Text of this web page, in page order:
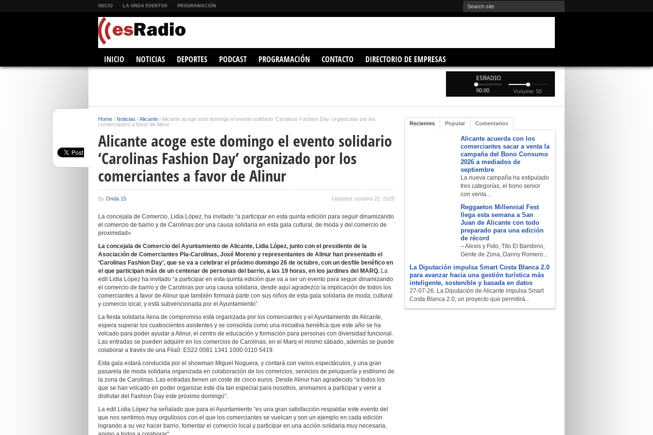
INICIO LA ONDA EVENTOS PROGRAMACIÓN
INICIO NOTICIAS DEPORTES PODCAST PROGRAMACIÓN CONTACTO DIRECTORIO DE EMPRESAS
ESRADIO
00:00 Volume: 50
Home / Noticias /Alicante /Alicante acoge este domingo el evento solidario ‘Carolinas Fashion Day’ organizado por los
comerciantes a favor de Alinur
Alicante acoge este domingo el evento solidario
‘Carolinas Fashion Day’ organizado por los
comerciantes a favor de Alinur
By Onda 15 Updated: octubre 22, 2025
La concejala de Comercio, Lidia López, ha invitado “a participar en esta quinta edición para seguir dinamizando
el comercio de barrio y de Carolinas por una causa solidaria en esta gala cultural, de moda y del comercio de
proximidad»
La concejala de Comercio del Ayuntamiento de Alicante, Lidia López, junto con el presidente de la
Asociación de Comerciantes Pla-Carolinas, José Moreno y representantes de Alinur han presentado el
‘Carolinas Fashion Day’, que se va a celebrar el próximo domingo 26 de octubre, con un desfile benéfico en
el que participan más de un centenar de personas del barrio, a las 19 horas, en los jardines del MARQ. La
edil Lidia López ha invitado “a participar en esta quinta edición que va a ser un evento para seguir dinamizando
el comercio de barrio y de Carolinas por una causa solidaria, desde aquí agradezco la implicación de todos los
comerciantes a favor de Alinur que también formará parte con sus niños de esta gala solidaria de moda, cultural
y comercio local, y está subvencionada por el Ayuntamiento”.
La fiesta solidaria llena de compromiso está organizada por los comerciantes y el Ayuntamiento de Alicante,
espera superar los cuatrocientos asistentes y se consolida como una iniciativa benéfica que este año se ha
volcado para poder ayudar a Alinur, el centro de educación y formación para personas con diversidad funcional.
Las entradas se pueden adquirir en los comercios de Carolinas, en el Marq el mismo sábado, además se puede
colaborar a través de una Fila0: ES22 0081 1341 1000 0110 5419.
Esta gala estará conducida por el showman Miguel Noguera, y contará con varios espectáculos, y una gran
pasarela de moda solidaria organizada en colaboración de los comercios, servicios de peluquería y estilismo de
la zona de Carolinas. Las entradas tienen un coste de cinco euros. Desde Alinur han agradecido “a todos los
que se han volcado en poder organizar este día tan especial para nosotros, animamos a participar y venir a
disfrutar del Fashion Day este próximo domingo”.
La edil Lidia López ha señalado que para el Ayuntamiento “es una gran satisfacción respaldar este evento del
que nos sentimos muy orgullosos con el que los comerciantes se vuelcan y son un ejemplo en cada edición
logrando a su vez hacer barrio, fomentar el comercio local y participar en una acción solidaria muy necesaria,
Recientes Popular Comentarios
Alicante acuerda con los
comerciantes sacar a venta la
campaña del Bono Consumo
2026 a mediados de
septiembre
La nueva campaña ha estipulado
tres categorías, el bono senior
con venta...
Reggaeton Millennial Fest
llega esta semana a San
Juan de Alicante con todo
preparado para una edición
de récord
– Alexis y Fido, Tito El Bambino,
Gente de Zona, Danny Romero...
La Diputación impulsa Smart Costa Blanca 2.0
para avanzar hacia una gestión turística más
inteligente, sostenible y basada en datos
27-07-26. La Diputación de Alicante impulsa Smart
Costa Blanca 2.0, un proyecto que permitirá...